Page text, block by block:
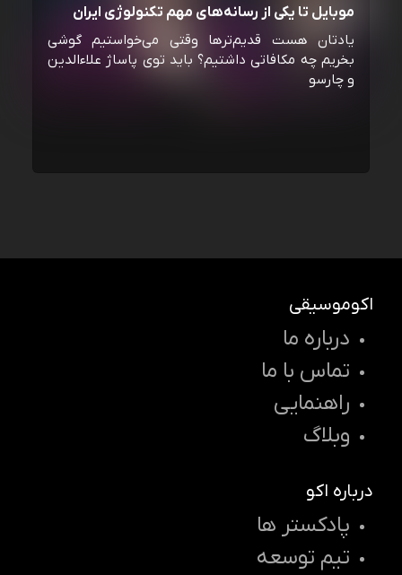
موبایل تا یکی از رسانه‌‌های مهم تکنولوژی ایران
یادتان هست قدیم‌ترها وقتی می‌خواستیم گوشی
بخریم چه مکافاتی داشتیم؟ باید توی پاساژ علاءالدین
و چارسو
اکوموسیقی
درباره ما
تماس با ما
راهنمایی
وبلاگ
درباره اکو
پادکستر ها
تیم توسعه